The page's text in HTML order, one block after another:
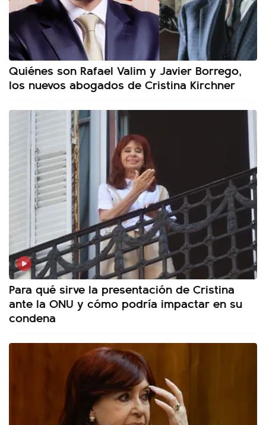
Quiénes son Rafael Valim y Javier Borrego,
los nuevos abogados de Cristina Kirchner
Para qué sirve la presentación de Cristina
ante la ONU y cómo podría impactar en su
condena